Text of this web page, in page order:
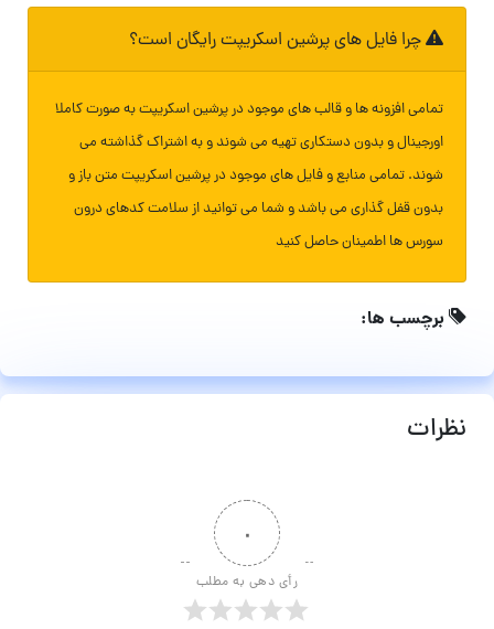
چرا فایل های پرشین اسکریپت رایگان است؟
تمامی افزونه ها و قالب های موجود در پرشین اسکریپت به صورت کاملا
اورجینال و بدون دستکاری تهیه می شوند و به اشتراک گذاشته می
شوند. تمامی منابع و فایل های موجود در پرشین اسکریپت متن باز و
بدون قفل گذاری می باشد و شما می توانید از سلامت کدهای درون
سورس ها اطمینان حاصل کنید
برچسب ها:
نظرات
۰
رأی دهی به مطلب